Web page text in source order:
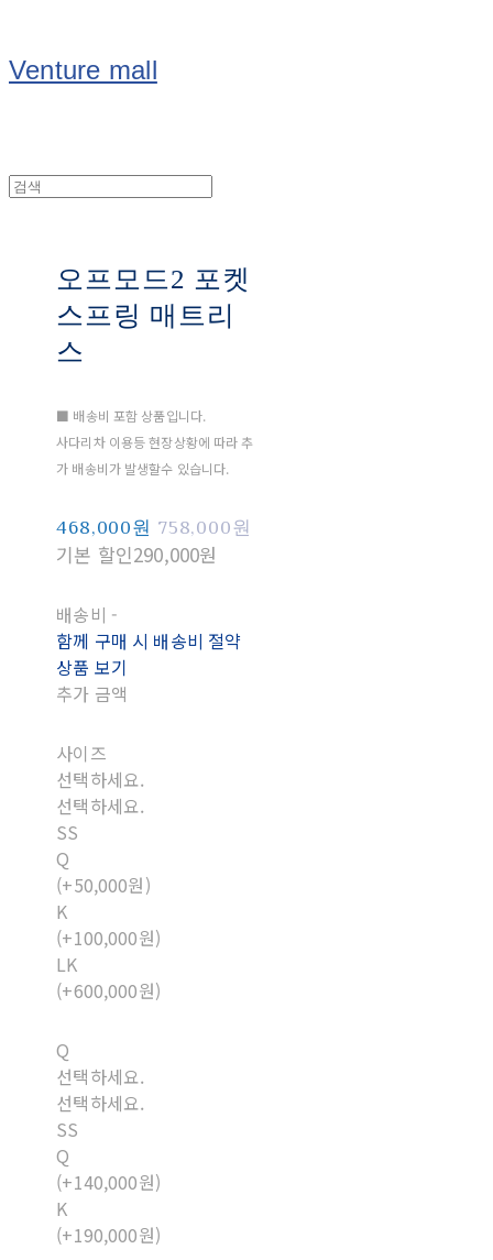
Venture mall
오프모드2 포켓
스프링 매트리
스
■ 배송비 포함 상품입니다.
사다리차 이용등 현장상황에 따라 추
가 배송비가 발생할수 있습니다.
468,000원 758,000원
기본 할인290,000원
배송비 -
함께 구매 시 배송비 절약
상품 보기
추가 금액
사이즈
선택하세요.
선택하세요.
SS
Q
(+50,000원)
K
(+100,000원)
LK
(+600,000원)
Q
선택하세요.
선택하세요.
SS
Q
(+140,000원)
K
(+190,000원)